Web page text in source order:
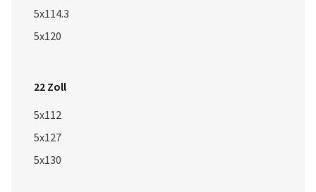
5x114.3
5x120
22 Zoll
5x112
5x127
5x130